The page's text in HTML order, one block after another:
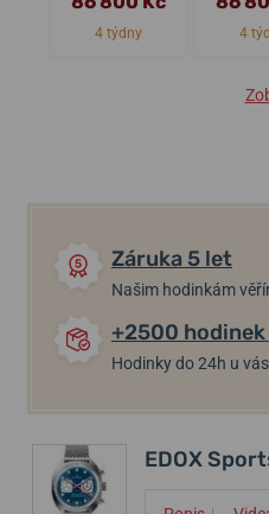
4 týdny 4
Záruka 5 let
Našim hodinkám
+2500 hodinek
Hodinky do 24h u vás
EDOX